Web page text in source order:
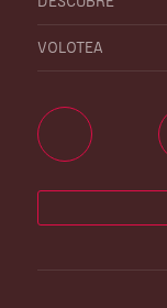
VOLOTEA